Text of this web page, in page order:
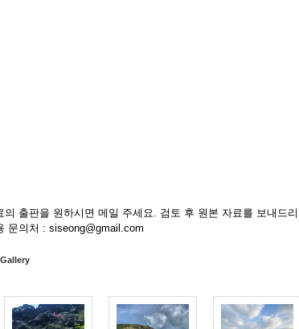
의 출판을 원하시면 메일 주세요. 검토 후 원본 자료를 보내드
문의처 : siseong@gmail.com
Gallery